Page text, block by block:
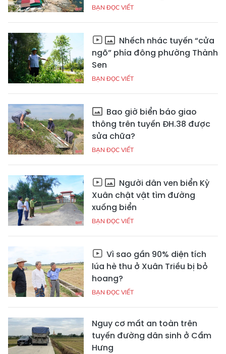
BẠN ĐỌC VIẾT
Nhếch nhác tuyến “cửa
ngõ” phía đông phường Thành
Sen
BẠN ĐỌC VIẾT
Bao giờ biển báo giao
thông trên tuyến ĐH.38 được
sửa chữa?
BẠN ĐỌC VIẾT
Người dân ven biển Kỳ
Xuân chật vật tìm đường
xuống biển
BẠN ĐỌC VIẾT
Vì sao gần 90% diện tích
lúa hè thu ở Xuân Triều bị bỏ
hoang?
BẠN ĐỌC VIẾT
Nguy cơ mất an toàn trên
tuyến đường dân sinh ở Cẩm
Hưng